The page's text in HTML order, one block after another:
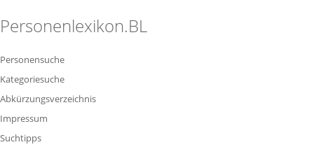
Personenlexikon.BL
Personensuche
Kategoriesuche
Abkürzungsverzeichnis
Impressum
Suchtipps